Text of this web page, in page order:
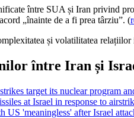
între SUA și Iran privind
„înainte de a fi prea târziu”. (
și volatilitatea
între Iran și
target its nuclear program
at Israel in response to
US 'meaningless' after Israel